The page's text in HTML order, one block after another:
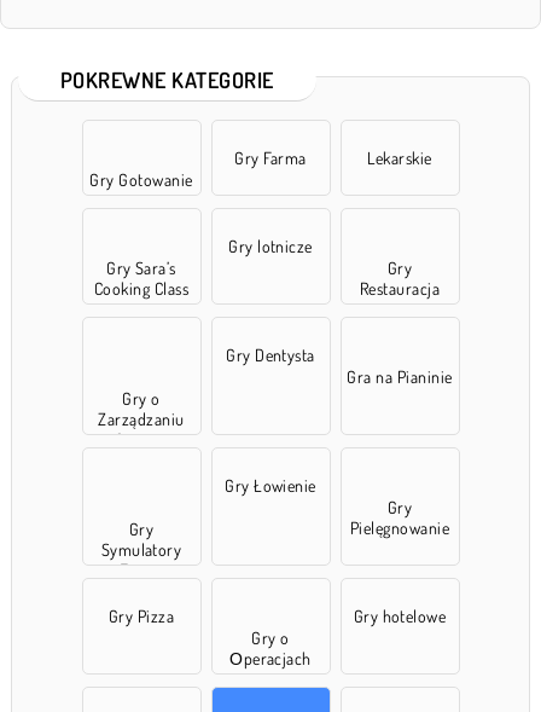
POKREWNE KATEGORIE
Gry Gotowanie
Gry Farma Lekarskie
Gry Sara’s
Cooking Class
Gry lotnicze
Gry
Restauracja
Gry o
Zarządzaniu
Czasem
Gry Dentysta
Gra na Pianinie
Gry
Symulatory
Farmy
Gry Łowienie
Gry
Pielęgnowanie
Gry Pizza
Gry o
Оperacjach
Gry hotelowe